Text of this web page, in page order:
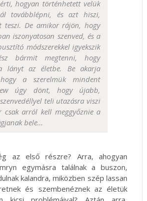
hogyan történhetett velük
továbblépni, és azt hiszi,
teszi. De amikor rájön, hogy
iszonyatosan szenved, és a
módszerekkel igyekszik
bármit megtenni, hogy
lányt az életbe. Be akarja
a szerelmük mindent
úgy dönt, hogy újabb,
teli utazásra viszi
csak arról kell meggyőznie a
bele…
az első részre? Arra, ahogyan
egymásra találnak a buszon,
kalandra, miközben szép lassan
és szembenéznek az életük